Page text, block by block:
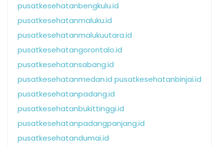
pusatkesehatanbengkulu.id
pusatkesehatanmaluku.id
pusatkesehatanmalukuutara.id
pusatkesehatangorontalo.id
pusatkesehatansabang.id
pusatkesehatanmedan.id pusatkesehatanbinjai.id
pusatkesehatanpadang.id
pusatkesehatanbukittinggi.id
pusatkesehatanpadangpanjang.id
pusatkesehatandumai.id